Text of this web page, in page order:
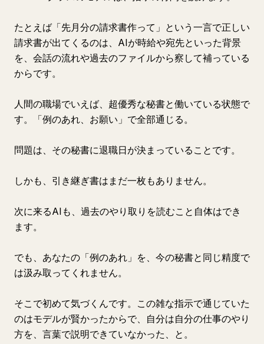
たとえば「先月分の請求書作って」という一言で正しい
請求書が出てくるのは、AIが時給や宛先といった背景
を、会話の流れや過去のファイルから察して補っている
からです。
人間の職場でいえば、超優秀な秘書と働いている状態で
す。「例のあれ、お願い」で全部通じる。
問題は、その秘書に退職日が決まっていることです。
しかも、引き継ぎ書はまだ一枚もありません。
次に来るAIも、過去のやり取りを読むこと自体はでき
ます。
でも、あなたの「例のあれ」を、今の秘書と同じ精度で
は汲み取ってくれません。
そこで初めて気づくんです。この雑な指示で通じていた
のはモデルが賢かったからで、自分は自分の仕事のやり
方を、言葉で説明できていなかった、と。